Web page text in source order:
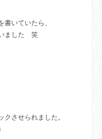
書いていたら、
ました 笑
させられました。